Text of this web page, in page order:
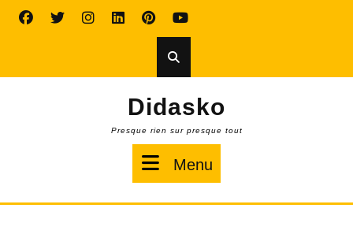
Didasko
Presque rien sur presque tout
Menu